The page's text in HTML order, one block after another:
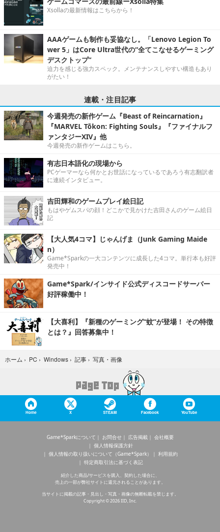
Xsollaの最新情報はこちらから！
AAAゲームも制作も妥協なし。「Lenovo Legion To
wer 5」はCore Ultra世代の“全てこなせるゲーミング
デスクトップ”
迫力を感じる強力スペック。メンテナンスしやすい構造もあり
がたい！
連載・注目記事
今週発売の新作ゲーム『Beast of Reincarnation』
『MARVEL Tōkon: Fighting Souls』『ファイナルフ
ァンタジーXIV』他
今週発売の新作ゲームはこちら。
有志日本語化の現場から
PCゲーマーなら何かとお世話になっているであろう有志翻訳者
に連続インタビュー。
吉田輝和のゲームプレイ絵日記
もはやゲムスパの顔！どこかで見かけた吉田さんのゲーム絵日
記
【大人気4コマ】じゃんげま（Junk Gaming Maide
n）
Game*Sparkの一大コンテンツに成長した4コマ。単行本も好評
発売中！
Game*Spark/インサイド公式ディスコードサーバー
好評稼働中！
【大喜利】『新種のゲーミング“蚊”が登場！ その特徴
とは？』回答募集中！
ホーム › PC › Windows › 記事 › 写真・画像
Home X STEAM Facebook YouTube
Game*Sparkについて お問合せ 広告掲載
会社概要
個人情報保護方針
個人情報の取り扱いについて（Game*Spark）
利用規約
特定商取引法に基づく表記
紹介した商品/サービスを購入、契約した場合に、
売上の一部が弊社サイトに還元されることがあります。
当サイトに掲載の記事・見出し・写真・画像の無断転載を禁じます。
Copyright © 2026 IID, Inc.